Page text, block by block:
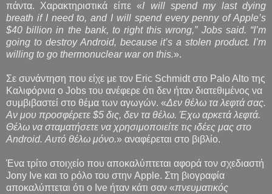
πάντα. Χαρακτηριστικά είπε «I will spend my last dying
breath if I need to, and I will spend every penny of Apple’s
$40 billion in the bank, to right this wrong,” Jobs said. “I’m
going to destroy Android, because it’s a stolen product. I’m
willing to go thermonuclear war on this.».
Σε συνάντηση που είχε με τον Eric Schmidt στο Palo Alto της
Καλιφόρνια ο Jobs του ανέφερε ότι δεν ήταν διατεθιμένος να
συμβιβαστεί στο θέμα των αγωγών. «Δεν θέλω τα λεφτά σας.
Αν μου προσφέρετε $5 δις, δεν τα θέλω. Έχω αρκετά λεφτά.
Θέλω να σταματήσετε να χρησιμοποιείτε τις ιδέες μας στο
Android. Αυτό θέλω μόνο.» αναφέρεται στο βιβλίο.
Ένα τρίτο στοιχείο που αποκαλύπτεται αφορά τον σχεδιαστή
Jony Ive και το ρόλο του στην Apple. Στη βιογραφία
αποκαλύπτεται ότι ο Ive ήταν κάτι σαν «πνευματικός